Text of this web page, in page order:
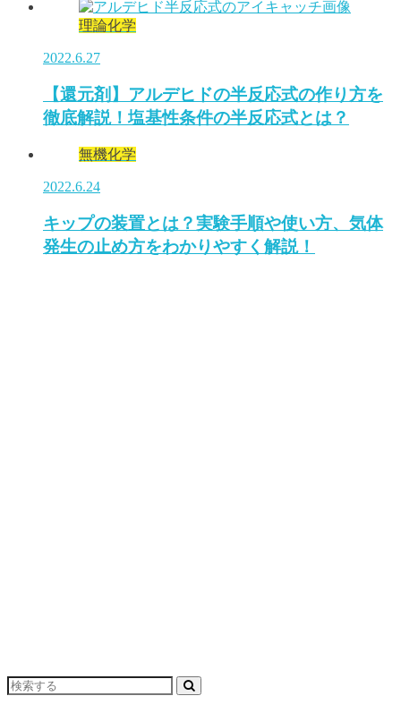
理論化学
2022.6.27
【還元剤】アルデヒドの半反応式の作り方を
徹底解説！塩基性条件の半反応式とは？
無機化学
2022.6.24
キップの装置とは？実験手順や使い方、気体
発生の止め方をわかりやすく解説！